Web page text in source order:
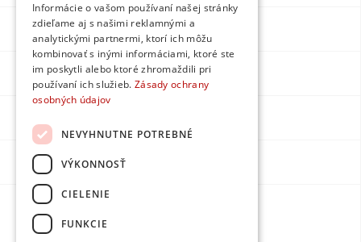
Facebook
Instagram
Youtube
DPMarketing
Informácie o vašom používaní našej stránky
zdieľame aj s našimi reklamnými a
analytickými partnermi, ktorí ich môžu
kombinovať s inými informáciami, ktoré ste
im poskytli alebo ktoré zhromaždili pri
používaní ich služieb. Zásady ochrany
osobných údajov
NEVYHNUTNE POTREBNÉ
VÝKONNOSŤ
CIELENIE
FUNKCIE